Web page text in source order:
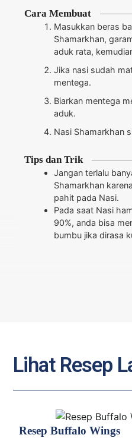
Cara Membuat
Masukkan beras
Shamarkhan,
aduk rata,
Jika nasi sudah
mentega.
Biarkan mentega
aduk.
Nasi Shamarkhan
Tips dan Trik
Jangan terlalu
Shamarkhan
pahit pada Nasi.
Pada saat Nasi
90%, anda bisa
bumbu jika dirasa
Lihat Resep
Resep Buffalo Wings